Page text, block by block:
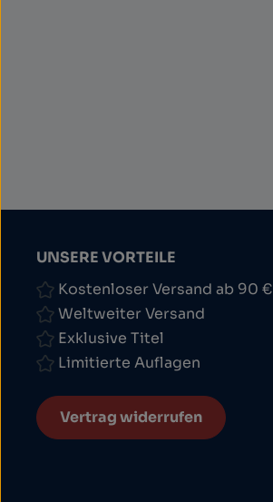
UNSERE VORTEILE
Kostenloser Versand ab 90 €
Weltweiter Versand
Exklusive Titel
Limitierte Auflagen
Vertrag widerrufen